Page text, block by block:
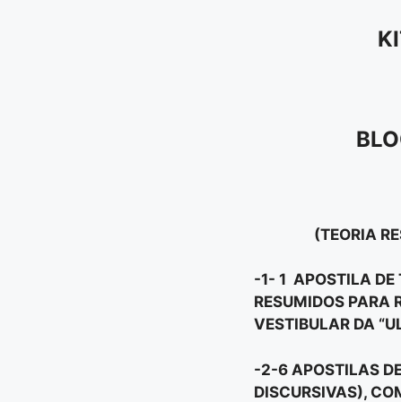
(TEORIA
-1- 1 APOSTILA DE
RESUMIDOS PARA
VESTIBULAR DA
-2-6 APOSTILAS
DISCURSIVAS),